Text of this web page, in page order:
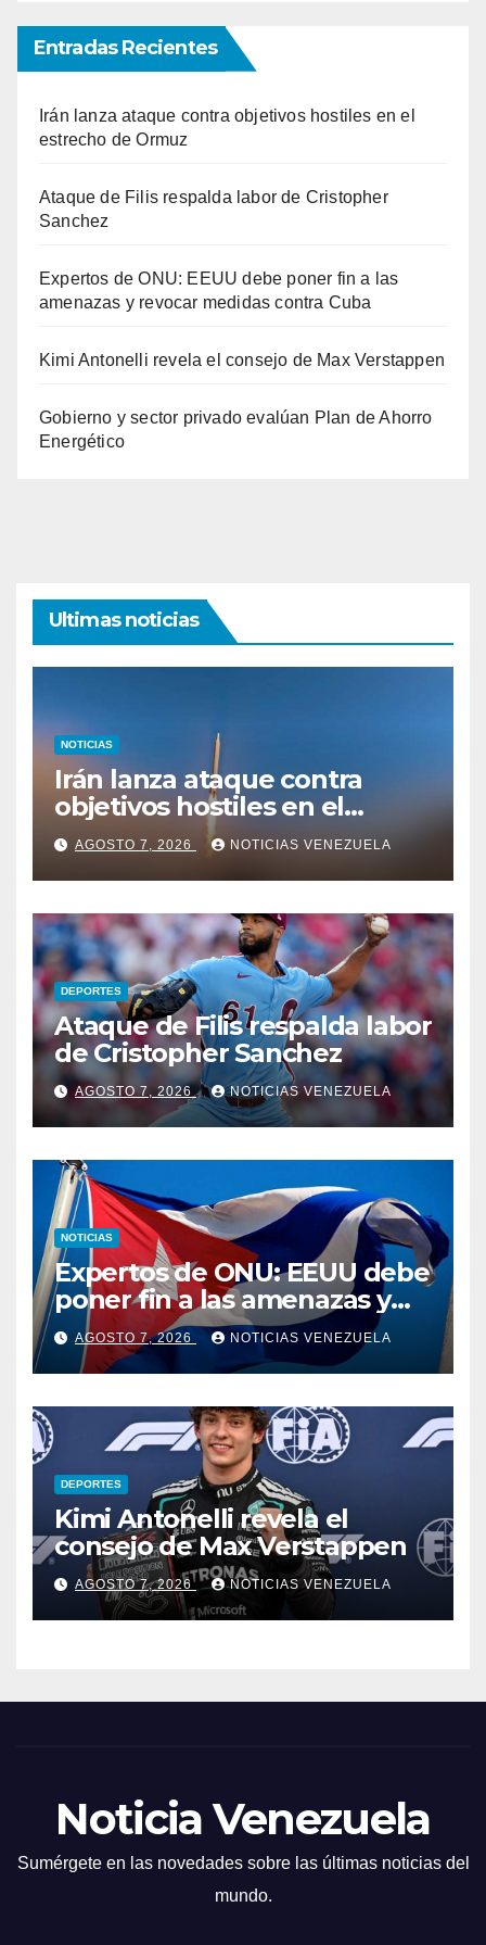
Entradas Recientes
Irán lanza ataque contra objetivos hostiles en el
estrecho de Ormuz
Ataque de Filis respalda labor de Cristopher
Sanchez
Expertos de ONU: EEUU debe poner fin a las
amenazas y revocar medidas contra Cuba
Kimi Antonelli revela el consejo de Max Verstappen
Gobierno y sector privado evalúan Plan de Ahorro
Energético
Ultimas noticias
NOTICIAS
Irán lanza ataque contra
objetivos hostiles en el
estrecho de Ormuz
AGOSTO 7, 2026 NOTICIAS VENEZUELA
DEPORTES
Ataque de Filis respalda labor
de Cristopher Sanchez
AGOSTO 7, 2026 NOTICIAS VENEZUELA
NOTICIAS
Expertos de ONU: EEUU debe
poner fin a las amenazas y
revocar medidas contra Cuba
AGOSTO 7, 2026 NOTICIAS VENEZUELA
DEPORTES
Kimi Antonelli revela el
consejo de Max Verstappen
AGOSTO 7, 2026 NOTICIAS VENEZUELA
Noticia Venezuela
Sumérgete en las novedades sobre las últimas noticias del
mundo.